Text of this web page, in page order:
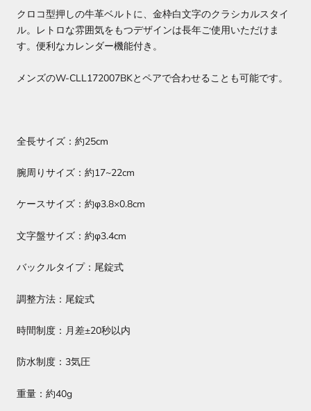
クロコ型押しの牛革ベルトに、金枠白文字のクラシカルスタイ
ル。レトロな雰囲気をもつデザインは長年ご使用いただけま
す。便利なカレンダー機能付き。
メンズのW-CLL172007BKとペアで合わせることも可能です。
全長サイズ：約25cm
腕周りサイズ：約17~22cm
ケースサイズ：約φ3.8×0.8cm
文字盤サイズ：約φ3.4cm
バックルタイプ：尾錠式
調整方法：尾錠式
時間制度：月差±20秒以内
防水制度：3気圧
重量：約40g